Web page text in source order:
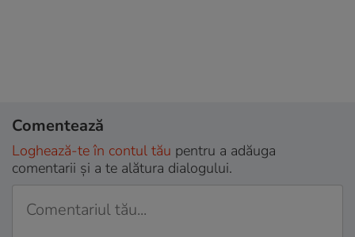
Comentează
Loghează-te în contul tău pentru a adăuga
comentarii și a te alătura dialogului.